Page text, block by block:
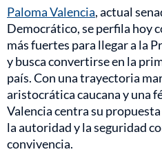
Paloma Valencia, actual
Democrático, se perfila hoy
más fuertes para llegar a la
y busca convertirse en la
país. Con una trayectoria
aristocrática caucana y una
Valencia centra su
la autoridad y la seguridad
convivencia.